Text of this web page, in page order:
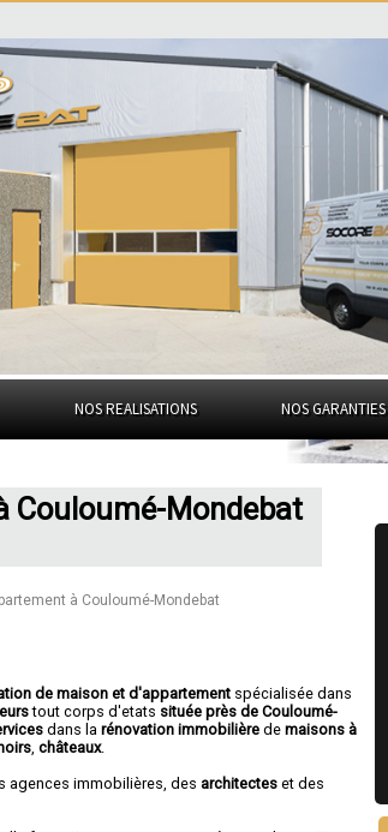
NOS REALISATIONS NOS GARANTIES
Couloumé-Mondebat
à Couloumé-Mondebat
de maison et d'appartement spécialisée dans
tout corps d'etats située près de Couloumé-
dans larénovation immobilière demaisons à
,châteaux.
agences immobilières, des architectes et des